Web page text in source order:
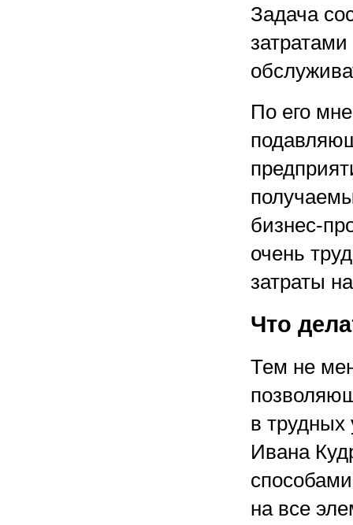
Задача
По его
бизнес-
очень
затраты
Что
Тем не
в трудных
Ивана
на все